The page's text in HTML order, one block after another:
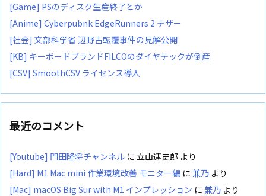
[Game] PSのディスク生産終了とか
[Anime] Cyberpubnk EdgeRunners 2 テザー
[社会] 文部科学省 辺野古転覆事件の見解公開
[KB] キーボードブランドFILCOのダイヤテックが倒産
[CSV] SmoothCSV ライセンス導入
最近のコメント
[Youtube] 門田隆将チャンネル に 立山連史郎 より
[Hard] M1 Mac mini 作業環境改善 モニター編 に 兼乃 より
[Mac] macOS Big Sur with M1 インプレッション に 兼乃 より